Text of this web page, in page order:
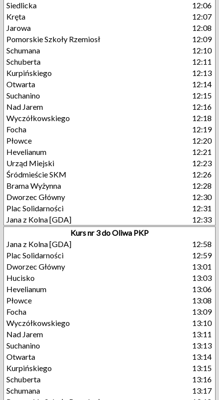
Siedlicka
12:06
Kręta
12:07
Jarowa
12:08
Pomorskie Szkoły Rzemiosł
12:09
Schumana
12:10
Schuberta
12:11
Kurpińskiego
12:13
Otwarta
12:14
Suchanino
12:15
Nad Jarem
12:16
Wyczółkowskiego
12:18
Focha
12:19
Płowce
12:20
Hevelianum
12:21
Urząd Miejski
12:23
Śródmieście SKM
12:26
Brama Wyżynna
12:28
Dworzec Główny
12:30
Plac Solidarności
12:31
Jana z Kolna [GDA]
12:33
Kurs nr 3 do Oliwa PKP
Jana z Kolna [GDA]
12:58
Plac Solidarności
12:59
Dworzec Główny
13:01
Hucisko
13:03
Hevelianum
13:06
Płowce
13:08
Focha
13:09
Wyczółkowskiego
13:10
Nad Jarem
13:11
Suchanino
13:13
Otwarta
13:14
Kurpińskiego
13:15
Schuberta
13:16
Schumana
13:17